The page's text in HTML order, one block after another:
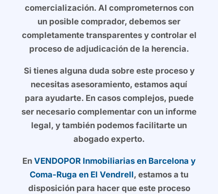
comercialización. Al comprometernos con
un posible comprador, debemos ser
completamente transparentes y controlar el
proceso de adjudicación de la herencia.
Si tienes alguna duda sobre este proceso y
necesitas asesoramiento, estamos aquí
para ayudarte. En casos complejos, puede
ser necesario complementar con un informe
legal, y también podemos facilitarte un
abogado experto.
En VENDOPOR Inmobiliarias en Barcelona y
Coma-Ruga en El Vendrell, estamos a tu
disposición para hacer que este proceso